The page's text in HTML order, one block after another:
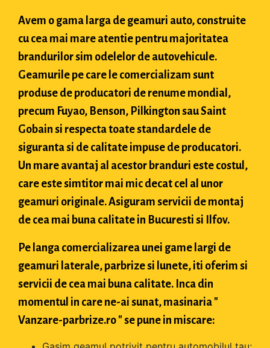
Avem o gama larga de geamuri auto, construite
cu cea mai mare atentie pentru majoritatea
brandurilor sim odelelor de autovehicule.
Geamurile pe care le comercializam sunt
produse de producatori de renume mondial,
precum Fuyao, Benson, Pilkington sau Saint
Gobain si respecta toate standardele de
siguranta si de calitate impuse de producatori.
Un mare avantaj al acestor branduri este costul,
care este simtitor mai mic decat cel al unor
geamuri originale. Asiguram servicii de montaj
de cea mai buna calitate in Bucuresti si Ilfov.
Pe langa comercializarea unei game largi de
geamuri laterale, parbrize si lunete, iti oferim si
servicii de cea mai buna calitate. Inca din
momentul in care ne-ai sunat, masinaria "
Vanzare-parbrize.ro " se pune in miscare: